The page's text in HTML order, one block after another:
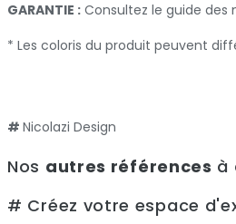
GARANTIE : Consultez le guide des
* Les coloris du produit peuvent
# Nicolazi Design
Nos autres références à
# Créez votre espace